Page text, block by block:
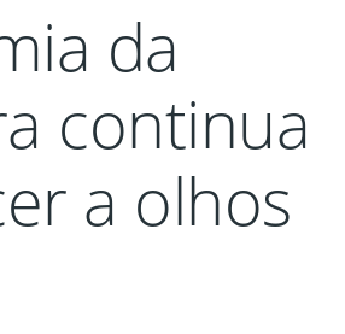
da
continua
a olhos